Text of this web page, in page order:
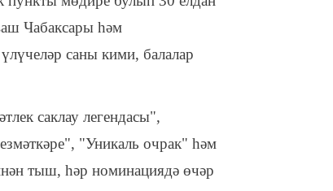
Чабаксары һәм
саны кими, балалар
саклау легендасы",
"Уникаль очрак" һәм
тыш, һәр номинациядә өчәр